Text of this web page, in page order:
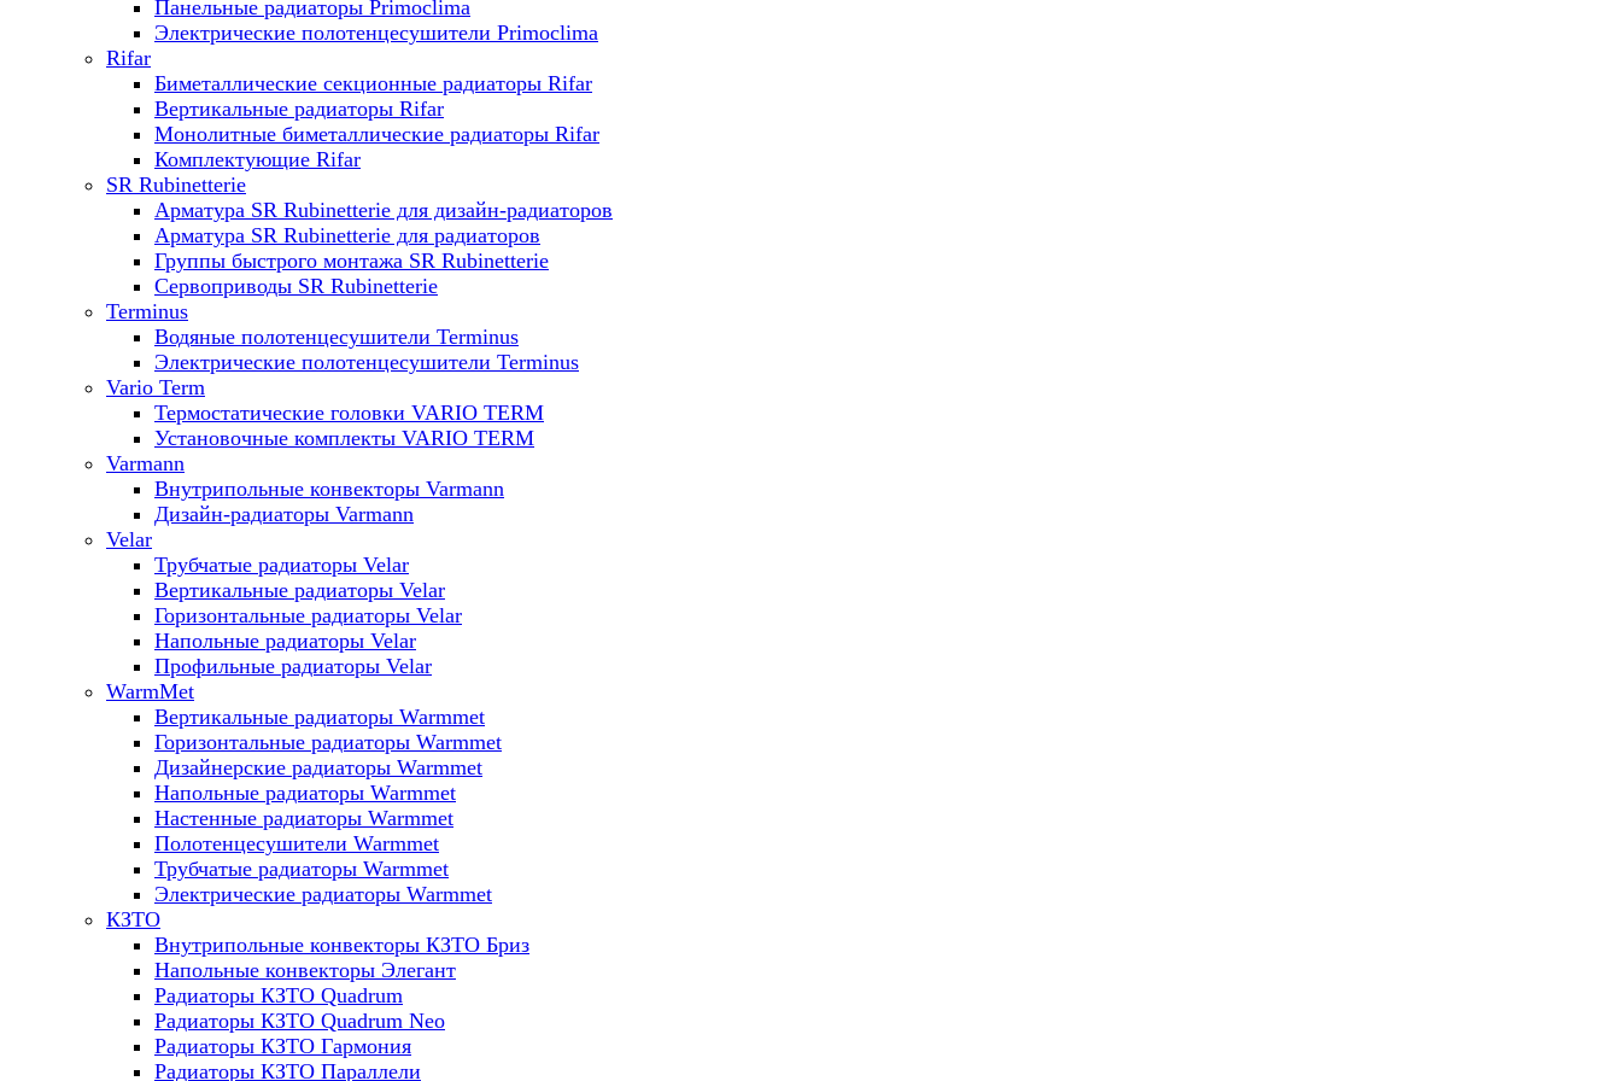
Панельные радиаторы Primoclima
Электрические полотенцесушители Primoclima
Rifar
Биметаллические секционные радиаторы Rifar
Вертикальные радиаторы Rifar
Монолитные биметаллические радиаторы Rifar
Комплектующие Rifar
SR Rubinetterie
Арматура SR Rubinetterie для дизайн-радиаторов
Арматура SR Rubinetterie для радиаторов
Группы быстрого монтажа SR Rubinetterie
Сервоприводы SR Rubinetterie
Terminus
Водяные полотенцесушители Terminus
Электрические полотенцесушители Terminus
Vario Term
Термостатические головки VARIO TERM
Установочные комплекты VARIO TERM
Varmann
Внутрипольные конвекторы Varmann
Дизайн-радиаторы Varmann
Velar
Трубчатые радиаторы Velar
Вертикальные радиаторы Velar
Горизонтальные радиаторы Velar
Напольные радиаторы Velar
Профильные радиаторы Velar
WarmMet
Вертикальные радиаторы Warmmet
Горизонтальные радиаторы Warmmet
Дизайнерские радиаторы Warmmet
Напольные радиаторы Warmmet
Настенные радиаторы Warmmet
Полотенцесушители Warmmet
Трубчатые радиаторы Warmmet
Электрические радиаторы Warmmet
КЗТО
Внутрипольные конвекторы КЗТО Бриз
Напольные конвекторы Элегант
Радиаторы КЗТО Quadrum
Радиаторы КЗТО Quadrum Neo
Радиаторы КЗТО Гармония
Радиаторы КЗТО Параллели